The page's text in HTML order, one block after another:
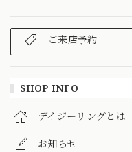
ご来店予約
SHOP INFO
デイジーリングとは
お知らせ